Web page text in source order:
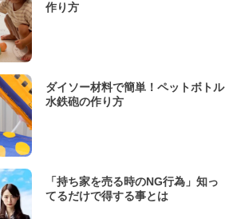
作り方
ダイソー材料で簡単！ペットボトル
水鉄砲の作り方
「持ち家を売る時のNG行為」知っ
てるだけで得する事とは